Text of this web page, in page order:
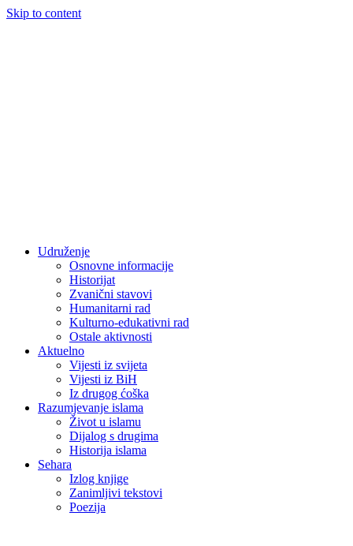
Skip to content
Udruženje
Osnovne informacije
Historijat
Zvanični stavovi
Humanitarni rad
Kulturno-edukativni rad
Ostale aktivnosti
Aktuelno
Vijesti iz svijeta
Vijesti iz BiH
Iz drugog ćoška
Razumjevanje islama
Život u islamu
Dijalog s drugima
Historija islama
Sehara
Izlog knjige
Zanimljivi tekstovi
Poezija